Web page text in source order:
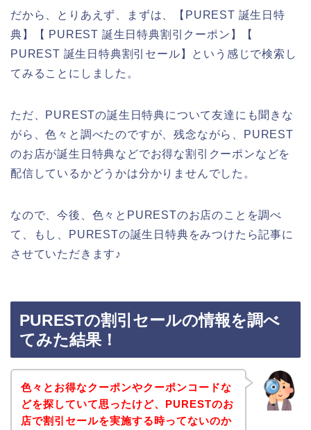
だから、とりあえず、まずは、【PUREST 誕生日特
典】【 PUREST 誕生日特典割引クーポン】【
PUREST 誕生日特典割引セール】という感じで検索し
てみることにしました。
ただ、PURESTの誕生日特典について友達にも聞きな
がら、色々と調べたのですが、残念ながら、PUREST
のお店が誕生日特典などでお得な割引クーポンなどを
配信しているかどうかは分かりませんでした。
なので、今後、色々とPURESTのお店のことを調べ
て、もし、PURESTの誕生日特典をみつけたら記事に
させていただきます♪
PURESTの割引セールの情報を調べ
てみた結果！
色々とお得なクーポンやクーポンコードな
どを探していて思ったけど、PURESTのお
店で割引セールを実施する時ってないのか